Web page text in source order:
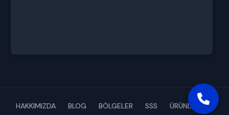
HAKKIMIZDA BLOG BÖLGELER SSS ÜRÜNLERİMİZ